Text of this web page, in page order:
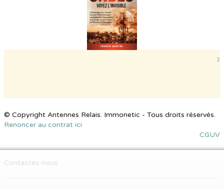
×
© Copyright Antennes Relais. Immonetic - Tous droits réservés.
Renoncer au contrat ici
CGUV
Contactez-nous